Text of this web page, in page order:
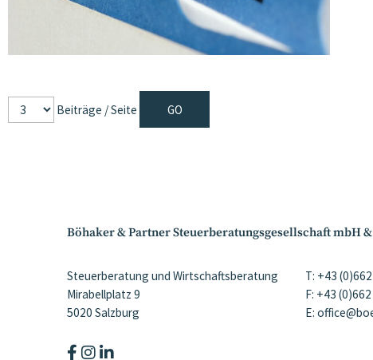
Beiträge / Seite
Böhaker & Partner Steuerberatungsgesellschaft mbH &
Steuerberatung und Wirtschaftsberatung
Mirabellplatz 9
5020 Salzburg
T: +43
F: +43
E: